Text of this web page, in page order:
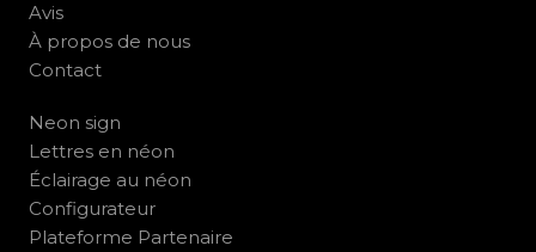
Avis
À propos de nous
Contact
Neon sign
Lettres en néon
Éclairage au néon
Configurateur
Plateforme Partenaire